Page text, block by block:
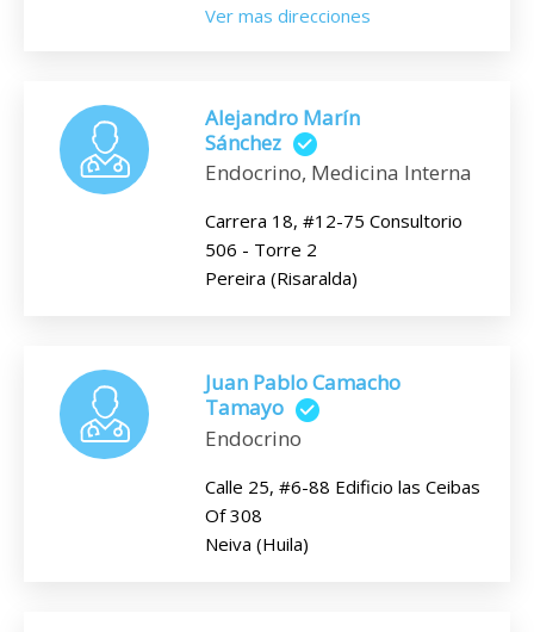
Ver mas direcciones
Alejandro Marín
Sánchez
Endocrino, Medicina Interna
Carrera 18, #12-75 Consultorio
506 - Torre 2
Pereira (Risaralda)
Juan Pablo Camacho
Tamayo
Endocrino
Calle 25, #6-88 Edificio las Ceibas
Of 308
Neiva (Huila)